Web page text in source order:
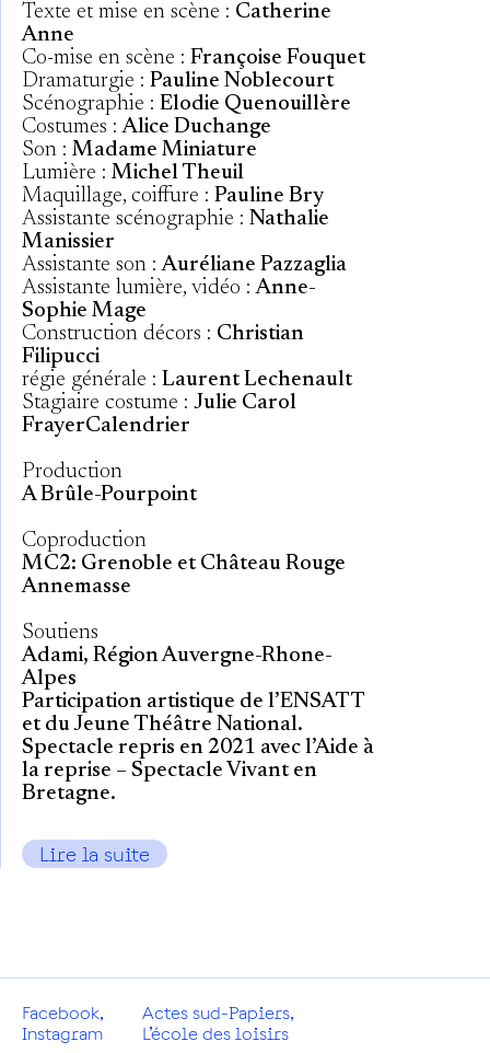
Texte et mise en scène : Catherine
Anne
Co-mise en scène : Françoise Fouquet
Dramaturgie : Pauline Noblecourt
Scénographie : Elodie Quenouillère
Costumes :Alice Duchange
Son : Madame Miniature
Lumière : Michel Theuil
Maquillage, coiffure : Pauline Bry
Assistante scénographie : Nathalie
Manissier
Assistante son :Auréliane Pazzaglia
Assistante lumière, vidéo :Anne-
Sophie Mage
Construction décors : Christian
Filipucci
régie générale : Laurent Lechenault
Stagiaire costume : Julie Carol
FrayerCalendrier
Production
A Brûle-Pourpoint
Coproduction
MC2: Grenoble et Château Rouge
Annemasse
Soutiens
Adami, Région Auvergne-Rhone-
Alpes
Participation artistique de l’ENSATT
et du Jeune Théâtre National.
Spectacle repris en 2021 avec l’Aide à
la reprise – Spectacle Vivant en
Bretagne.
Lire la suite
Facebook,
Instagram
Actes sud-Papiers,
L’école des loisirs